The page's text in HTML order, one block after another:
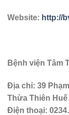
Website: http://
Bệnh viện Tâm
Địa chỉ: 39
Thừa Thiên Huế
Điện thoại: